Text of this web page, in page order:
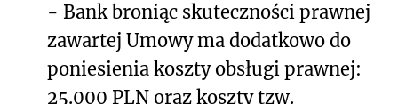
- Bank broniąc skuteczności prawnej
zawartej Umowy ma dodatkowo do
poniesienia koszty obsługi prawnej:
25.000 PLN oraz koszty tzw.